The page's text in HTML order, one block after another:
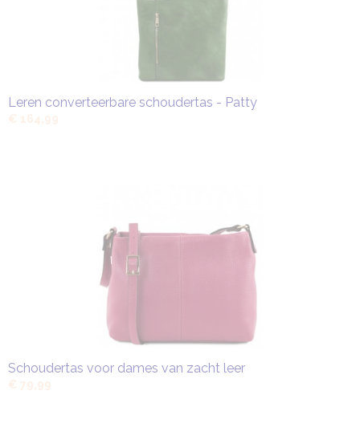
Leren converteerbare schoudertas - Patty
€ 164,99
Schoudertas voor dames van zacht leer
€ 79,99